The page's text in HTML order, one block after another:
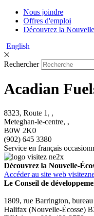
Nous joindre
Offres d'emploi
Découvrez la
English
Rechercher
Acadian
8323, Route 1, ,
Meteghan-le-centre, ,
B0W 2K0
(902) 645 3380
Service en français
Découvrez la Nouvelle-
Accéder au site web
Le Conseil de
1809, rue Barrington,
Halifax (Nouvelle-Écosse)